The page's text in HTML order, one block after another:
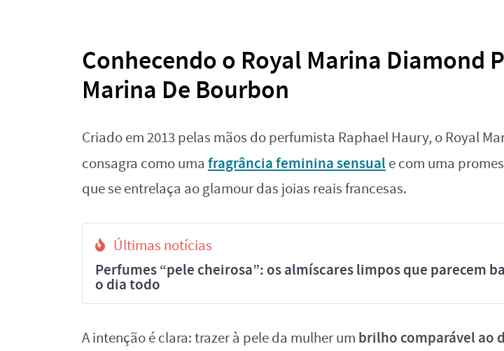
Conhecendo o Royal Marina Diamond
Marina De Bourbon
Criado em 2013 pelas mãos do perfumista Raphael Haury, o Royal
consagra como uma fragrância feminina sensual e com uma
que se entrelaça ao glamour das joias reais francesas.
Últimas notícias
Perfumes “pele cheirosa”: os almíscares limpos que parecem
o dia todo
A intenção é clara: trazer à pele da mulher um brilho comparável ao